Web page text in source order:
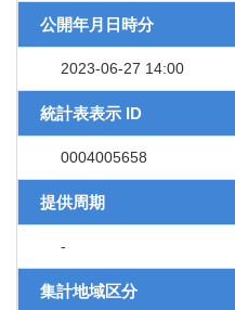
公開年月日時分
2023-06-27 14:00
統計表表示 ID
0004005658
提供周期
-
集計地域区分